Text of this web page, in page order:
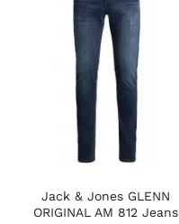
Jack & Jones GLENN
ORIGINAL AM 812 Jeans